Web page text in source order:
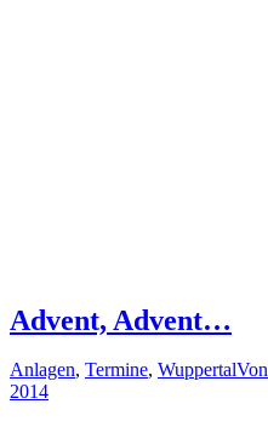
Advent, Advent…
Anlagen, Termine, WuppertalVon
2014